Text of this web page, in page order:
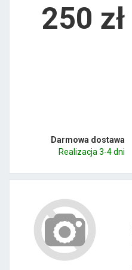
250 zł
Darmowa dostawa
Realizacja 3-4 dni